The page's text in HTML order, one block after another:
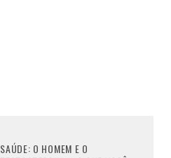
SAÚDE: O HOMEM E O